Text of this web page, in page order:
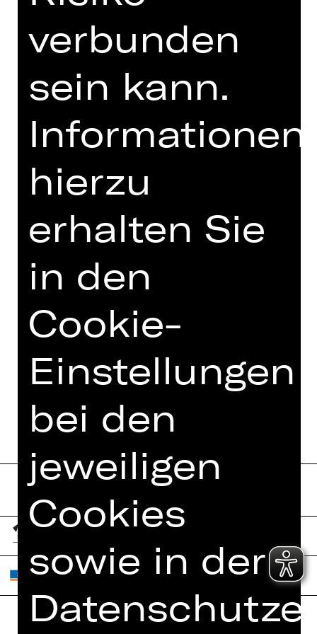
UNTERSTÜTZUNG
Opernfreunde
verbunden
sein kann.
Informationen
hierzu
erhalten Sie
in den
Cookie-
Einstellungen
bei den
jeweiligen
Cookies
sowie in der